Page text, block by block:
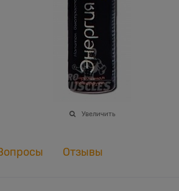
Увеличить
Отзывы